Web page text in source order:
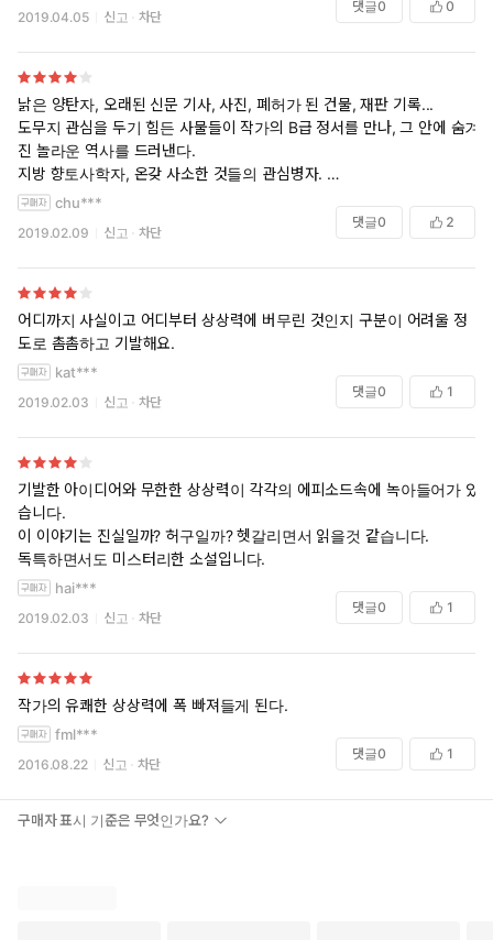
2019.04.05 신고 차단
댓글0 0
낡은 양탄자, 오래된 신문 기사, 사진, 폐허가 된 건물, 재판 기록...
도무지 관심을 두기 힘든 사물들이 작가의 B급 정서를 만나, 그 안에 숨겨
진 놀라운 역사를 드러낸다.
지방 향토사학자, 온갖 사소한 것들의 관심병자.
작가의 시선과 상상력이 놀랍다.
chu***
2019.02.09 신고 차단
댓글0 2
어디까지 사실이고 어디부터 상상력에 버무린 것인지 구분이 어려울 정
도로 촘촘하고 기발해요.
kat***
2019.02.03 신고 차단
댓글0 1
기발한 아이디어와 무한한 상상력이 각각의 에피소드속에 녹아들어가 있
습니다.
이 이야기는 진실일까? 허구일까? 헷갈리면서 읽을것 같습니다.
독특하면서도 미스터리한 소설입니다.
hai***
2019.02.03 신고 차단
댓글0 1
작가의 유쾌한 상상력에 폭 빠져들게 된다.
fml***
2016.08.22 신고 차단
댓글0 1
구매자 표시 기준은 무엇인가요?